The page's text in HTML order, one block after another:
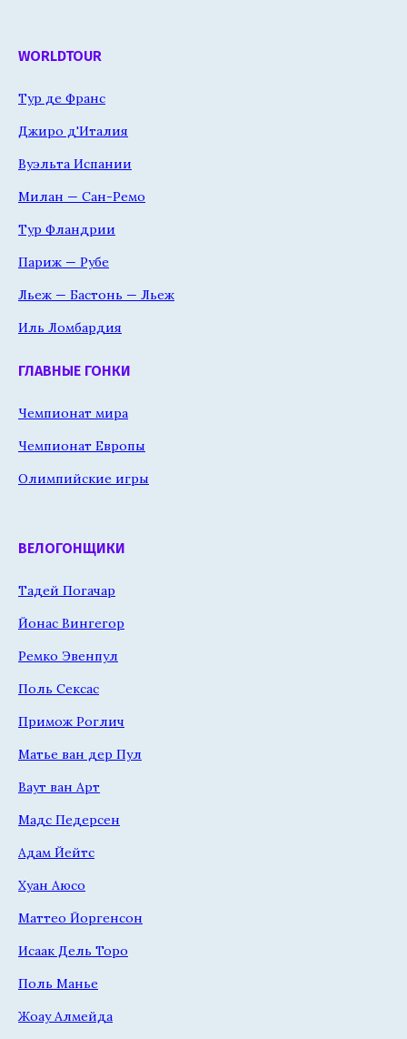
WORLDTOUR
Тур де Франс
Джиро д'Италия
Вуэльта Испании
Милан — Сан-Ремо
Тур Фландрии
Париж — Рубе
Льеж — Бастонь — Льеж
Иль Ломбардия
ГЛАВНЫЕ ГОНКИ
Чемпионат мира
Чемпионат Европы
Олимпийские игры
ВЕЛОГОНЩИКИ
Тадей Погачар
Йонас Вингегор
Ремко Эвенпул
Поль Сексас
Примож Роглич
Матье ван дер Пул
Ваут ван Арт
Мадс Педерсен
Адам Йейтс
Хуан Аюсо
Маттео Йоргенсон
Исаак Дель Торо
Поль Манье
Жоау Алмейда